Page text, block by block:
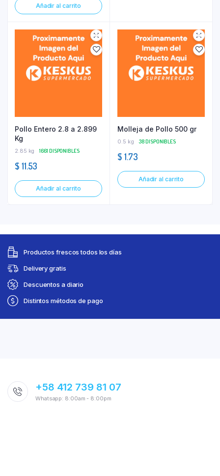
Añadir al carrito
Pollo Entero 2.8 a 2.899
Kg
2.85 kg 1661 DISPONIBLES
$ 11.53
Añadir al carrito
Molleja de Pollo 500 gr
0.5 kg 38 DISPONIBLES
$ 1.73
Añadir al carrito
Productos frescos todos los días
Delivery gratis
Descuentos a diario
Distintos métodos de pago
+58 412 739 81 07
Whatsapp: 8:00am - 8:00pm